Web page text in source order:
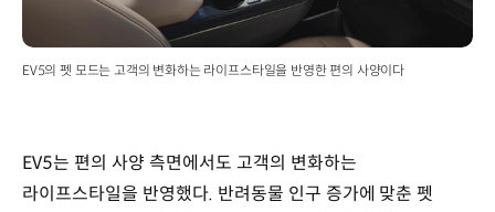
EV5의 펫 모드는 고객의 변화하는 라이프스타일을 반영한 편의 사양이다
EV5는 편의 사양 측면에서도 고객의 변화하는
라이프스타일을 반영했다. 반려동물 인구 증가에 맞춘 펫